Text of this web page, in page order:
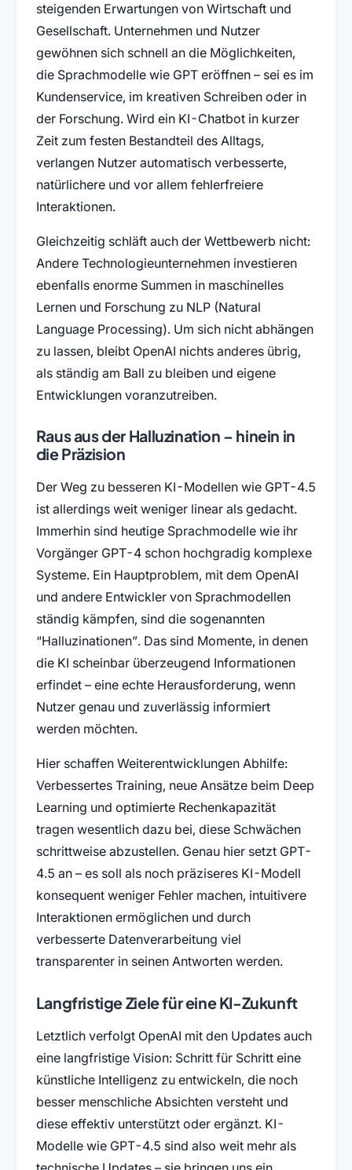
steigenden Erwartungen von Wirtschaft und
Gesellschaft. Unternehmen und Nutzer
gewöhnen sich schnell an die Möglichkeiten,
die Sprachmodelle wie GPT eröffnen – sei es im
Kundenservice, im kreativen Schreiben oder in
der Forschung. Wird ein KI-Chatbot in kurzer
Zeit zum festen Bestandteil des Alltags,
verlangen Nutzer automatisch verbesserte,
natürlichere und vor allem fehlerfreiere
Interaktionen.
Gleichzeitig schläft auch der Wettbewerb nicht:
Andere Technologieunternehmen investieren
ebenfalls enorme Summen in maschinelles
Lernen und Forschung zu NLP (Natural
Language Processing). Um sich nicht abhängen
zu lassen, bleibt OpenAI nichts anderes übrig,
als ständig am Ball zu bleiben und eigene
Entwicklungen voranzutreiben.
Raus aus der Halluzination – hinein in
die Präzision
Der Weg zu besseren KI-Modellen wie GPT-4.5
ist allerdings weit weniger linear als gedacht.
Immerhin sind heutige Sprachmodelle wie ihr
Vorgänger GPT-4 schon hochgradig komplexe
Systeme. Ein Hauptproblem, mit dem OpenAI
und andere Entwickler von Sprachmodellen
ständig kämpfen, sind die sogenannten
“Halluzinationen”. Das sind Momente, in denen
die KI scheinbar überzeugend Informationen
erfindet – eine echte Herausforderung, wenn
Nutzer genau und zuverlässig informiert
werden möchten.
Hier schaffen Weiterentwicklungen Abhilfe:
Verbessertes Training, neue Ansätze beim Deep
Learning und optimierte Rechenkapazität
tragen wesentlich dazu bei, diese Schwächen
schrittweise abzustellen. Genau hier setzt GPT-
4.5 an – es soll als noch präziseres KI-Modell
konsequent weniger Fehler machen, intuitivere
Interaktionen ermöglichen und durch
verbesserte Datenverarbeitung viel
transparenter in seinen Antworten werden.
Langfristige Ziele für eine KI-Zukunft
Letztlich verfolgt OpenAI mit den Updates auch
eine langfristige Vision: Schritt für Schritt eine
künstliche Intelligenz zu entwickeln, die noch
besser menschliche Absichten versteht und
diese effektiv unterstützt oder ergänzt. KI-
Modelle wie GPT-4.5 sind also weit mehr als